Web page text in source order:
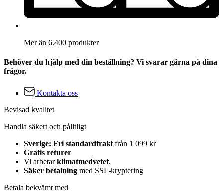
Mer än 6.400 produkter
Behöver du hjälp med din beställning? Vi svarar gärna på dina
frågor.
Kontakta oss
Bevisad kvalitet
Handla säkert och pålitligt
Sverige: Fri standardfrakt från 1 099 kr
Gratis returer
Vi arbetarklimatmedvetet.
Säker betalning med SSL-kryptering
Betala bekvämt med